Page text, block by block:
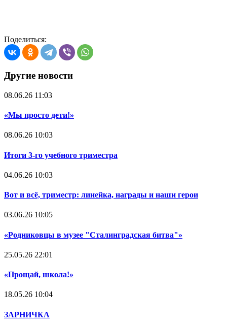
Поделиться:
Другие новости
08.06.26 11:03
«Мы просто дети!»
08.06.26 10:03
Итоги 3-го учебного триместра
04.06.26 10:03
Вот и всё, триместр: линейка, награды и наши герои
03.06.26 10:05
«Родниковцы в музее "Сталинградская битва"»
25.05.26 22:01
«Прощай, школа!»
18.05.26 10:04
ЗАРНИЧКА